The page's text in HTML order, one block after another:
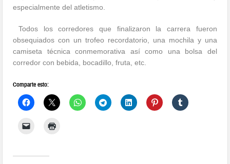
especialmente del atletismo.
Todos los corredores que finalizaron la carrera fueron
obsequiados con un trofeo recordatorio, una mochila y una
camiseta técnica conmemorativa así como una bolsa del
corredor con bebida, bocadillo, fruta, etc.
Comparte esto: